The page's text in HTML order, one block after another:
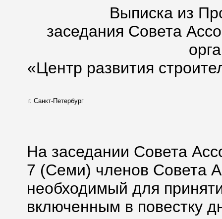
Выписка из
заседания Совета
«Центр развития
г. Санкт-Петербург
На заседании Совета
7 (Семи) членов Совета
необходимый для
включенным в повестку